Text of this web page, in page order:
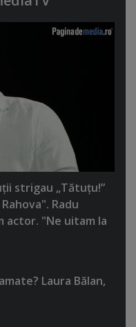
strigau „Tătuţu!”
Radu
actor. "Ne uitam la
Laura Bălan,